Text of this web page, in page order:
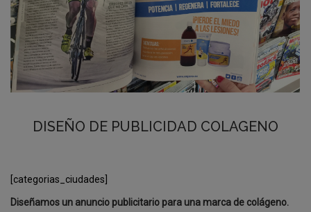
DISEÑO DE PUBLICIDAD COLAGENO
[categorias_ciudades]
Diseñamos un anuncio publicitario para una marca de colágeno.